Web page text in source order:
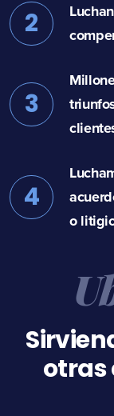
2
3
4
o
otras